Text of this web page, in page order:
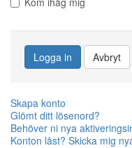
Logga in Avbryt
Skapa konto
Glömt ditt lösenord?
Behöver ni nya
Konton låst? Skicka mig